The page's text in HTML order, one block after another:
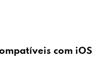
com iOS